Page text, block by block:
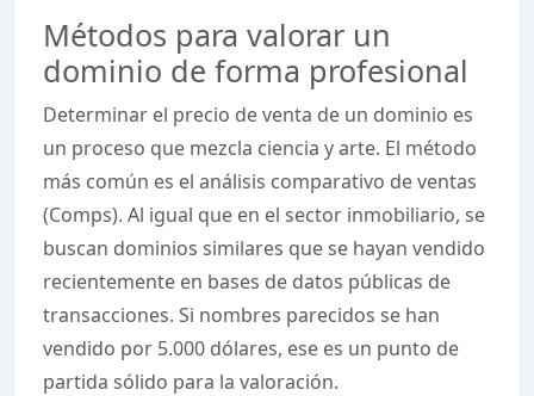
Métodos para valorar un
dominio de forma profesional
Determinar el precio de venta de un dominio es
un proceso que mezcla ciencia y arte. El método
más común es el análisis comparativo de ventas
(Comps). Al igual que en el sector inmobiliario, se
buscan dominios similares que se hayan vendido
recientemente en bases de datos públicas de
transacciones. Si nombres parecidos se han
vendido por 5.000 dólares, ese es un punto de
partida sólido para la valoración.